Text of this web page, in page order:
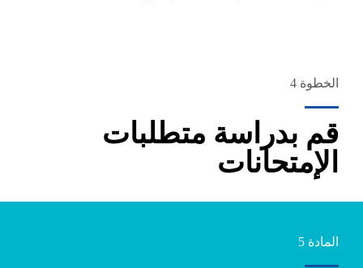
قم بدراسة متطلبات
الإمتحانات
الخطوة 4
المادة 5